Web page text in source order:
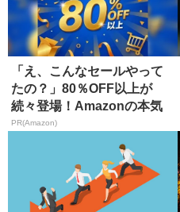
「え、こんなセールやって
たの？」80％OFF以上が
続々登場！Amazonの本気
が...
PR(Amazon)